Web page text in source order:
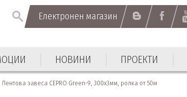
Електронен магазин
НОВИНИ ПРОЕКТИ
Електронен магазин
Лентова завеса CEPRO Green-9, 300х3мм, ролка от 50м